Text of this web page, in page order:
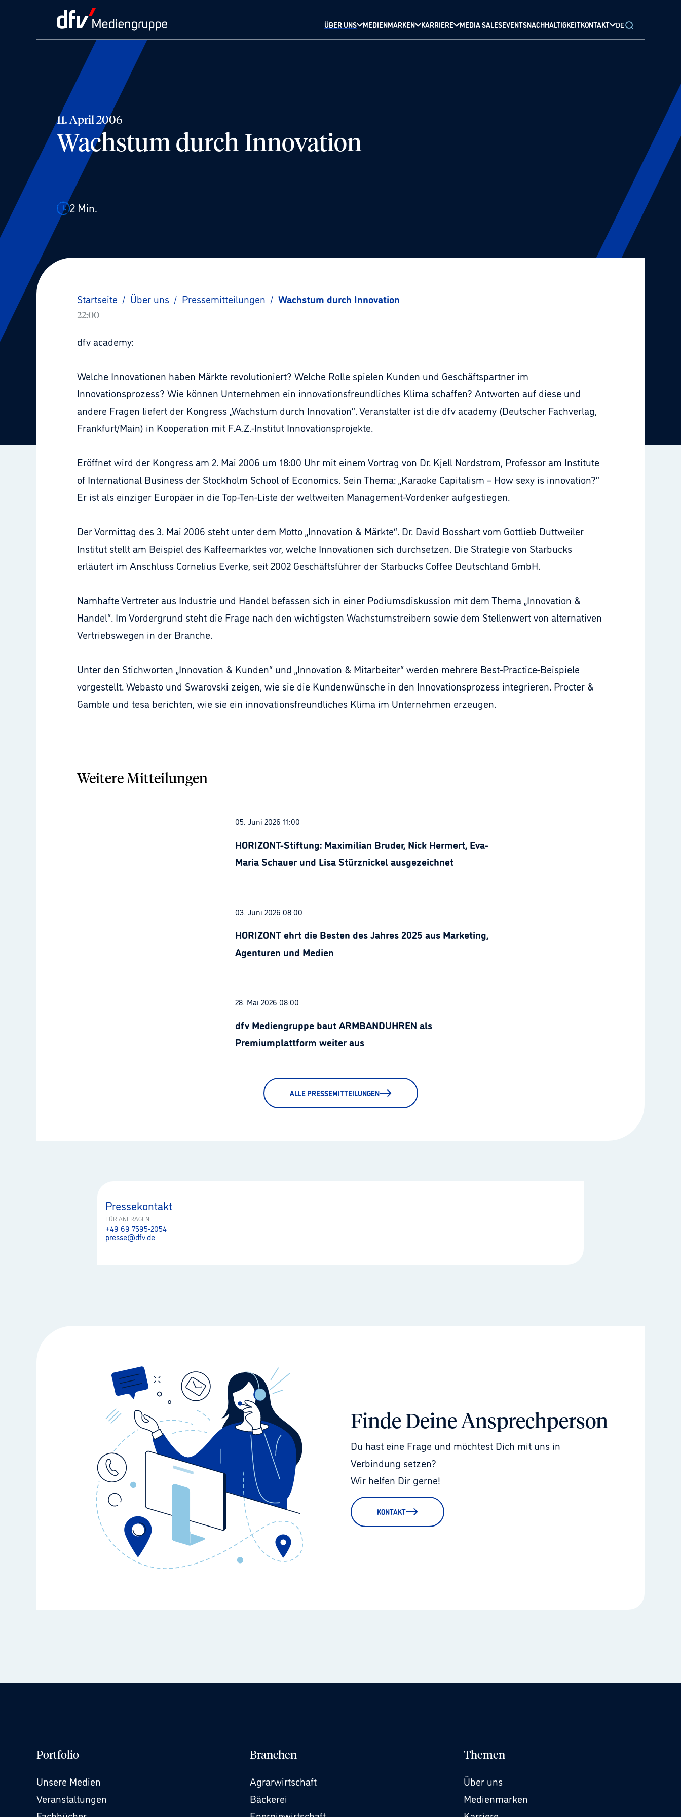
ÜBER UNS MEDIENMARKEN KARRIERE MEDIA SALESEVENTSNACHHALTIGKEITKONTAKT DE
11. April 2006
Wachstum durch Innovation
2 Min.
Startseite / Über uns / Pressemitteilungen / Wachstum durch Innovation
22:00
dfv academy:
Welche Innovationen haben Märkte revolutioniert? Welche Rolle spielen Kunden und Geschäftspartner im
Innovationsprozess? Wie können Unternehmen ein innovationsfreundliches Klima schaffen? Antworten auf diese und
andere Fragen liefert der Kongress „Wachstum durch Innovation“. Veranstalter ist die dfv academy (Deutscher Fachverlag,
Frankfurt/Main) in Kooperation mit F.A.Z.-Institut Innovationsprojekte.
Eröffnet wird der Kongress am 2. Mai 2006 um 18:00 Uhr mit einem Vortrag von Dr. Kjell Nordstrom, Professor am Institute
of International Business der Stockholm School of Economics. Sein Thema: „Karaoke Capitalism – How sexy is innovation?“
Er ist als einziger Europäer in die Top-Ten-Liste der weltweiten Management-Vordenker aufgestiegen.
Der Vormittag des 3. Mai 2006 steht unter dem Motto „Innovation & Märkte“. Dr. David Bosshart vom Gottlieb Duttweiler
Institut stellt am Beispiel des Kaffeemarktes vor, welche Innovationen sich durchsetzen. Die Strategie von Starbucks
erläutert im Anschluss Cornelius Everke, seit 2002 Geschäftsführer der Starbucks Coffee Deutschland GmbH.
Namhafte Vertreter aus Industrie und Handel befassen sich in einer Podiumsdiskussion mit dem Thema „Innovation &
Handel“. Im Vordergrund steht die Frage nach den wichtigsten Wachstumstreibern sowie dem Stellenwert von alternativen
Vertriebswegen in der Branche.
Unter den Stichworten „Innovation & Kunden“ und „Innovation & Mitarbeiter“ werden mehrere Best-Practice-Beispiele
vorgestellt. Webasto und Swarovski zeigen, wie sie die Kundenwünsche in den Innovationsprozess integrieren. Procter &
Gamble und tesa berichten, wie sie ein innovationsfreundliches Klima im Unternehmen erzeugen.
Weitere Mitteilungen
05. Juni 2026 11:00
HORIZONT-Stiftung: Maximilian Bruder, Nick Hermert, Eva-
Maria Schauer und Lisa Stürznickel ausgezeichnet
03. Juni 2026 08:00
HORIZONT ehrt die Besten des Jahres 2025 aus Marketing,
Agenturen und Medien
28. Mai 2026 08:00
dfv Mediengruppe baut ARMBANDUHREN als
Premiumplattform weiter aus
ALLE PRESSEMITTEILUNGEN
Pressekontakt
FÜR ANFRAGEN
+49 69 7595-2054
presse@dfv.de
Finde Deine Ansprechperson
Du hast eine Frage und möchtest Dich mit uns in
Verbindung setzen?
Wir helfen Dir gerne!
KONTAKT
Portfolio
Unsere Medien
Veranstaltungen
Branchen
Agrarwirtschaft
Bäckerei
Themen
Über uns
Medienmarken